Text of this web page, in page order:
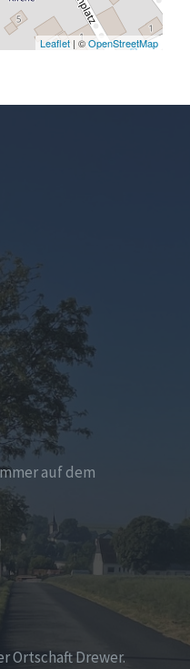
Leaflet | ©OpenStreetMap
auf dem
Ortschaft Drewer.